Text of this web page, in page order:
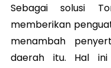
Sebagai solusi
memberikan
menambah
daerah itu. Hal